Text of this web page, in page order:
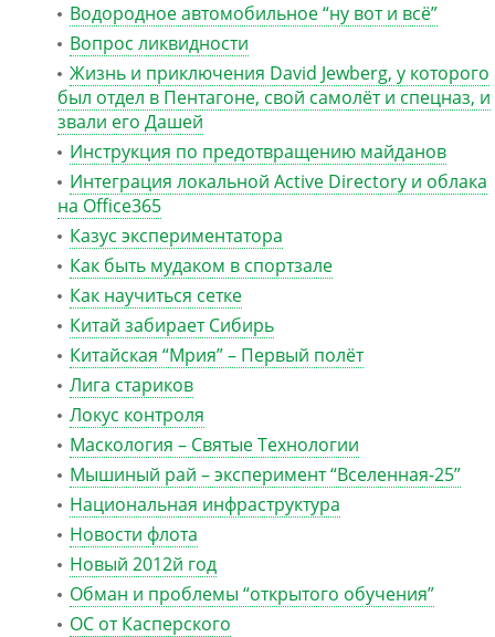
Водородное автомобильное “ну вот и всё”
Вопрос ликвидности
Жизнь и приключения David Jewberg, у которого
был отдел в Пентагоне, свой самолёт и спецназ, и
звали его Дашей
Инструкция по предотвращению майданов
Интеграция локальной Active Directory и облака
на Office365
Казус экспериментатора
Как быть мудаком в спортзале
Как научиться сетке
Китай забирает Сибирь
Китайская “Мрия” – Первый полёт
Лига стариков
Локус контроля
Маскология – Святые Технологии
Мышиный рай – эксперимент “Вселенная-25”
Национальная инфраструктура
Новости флота
Новый 2012й год
Обман и проблемы “открытого обучения”
ОС от Касперского